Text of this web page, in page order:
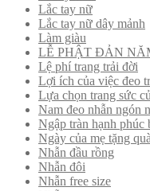
Lắc tay nữ
Lắc tay nữ dây mảnh
Làm giàu
LỄ PHẬT ĐẢN
Lệ phí trang trải đời
Lợi ích của việc đeo
Lựa chọn trang sức
Nam đeo nhẫn ngón
Ngập tràn hạnh phúc
Ngày của mẹ tặng
Nhẫn đầu rồng
Nhẫn đôi
Nhẫn free size